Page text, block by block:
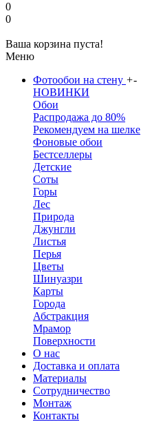
0
0
Ваша корзина пуста!
Меню
Фотообои на стену +-
НОВИНКИ
Обои
Распродажа до 80%
Рекомендуем на шелке
Фоновые обои
Бестселлеры
Детские
Соты
Горы
Лес
Природа
Джунгли
Листья
Перья
Цветы
Шинуазри
Карты
Города
Абстракция
Мрамор
Поверхности
О нас
Доставка и оплата
Материалы
Сотрудничество
Монтаж
Контакты